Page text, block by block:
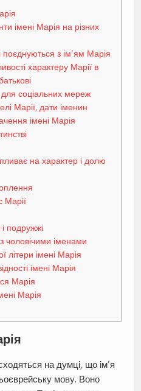
імені Марія на різних
поєднуються з ім’ям Марія
характеру Марії в
для соціальних мереж
Марії, дати іменин
імені Марія
на характер і долю
Марії
подружжі
чоловічими іменами
літери імені Марія
імені Марія
Марія
Марія
на думці, що ім’я
мову. Воно